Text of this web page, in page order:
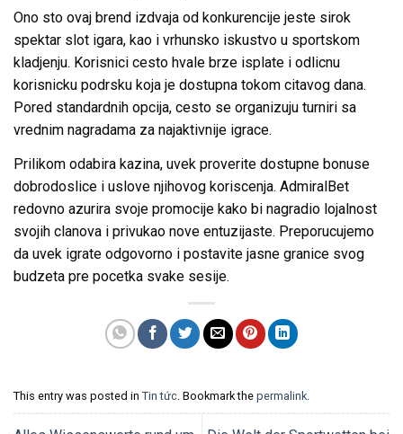
Ono sto ovaj brend izdvaja od konkurencije jeste sirok
spektar slot igara, kao i vrhunsko iskustvo u sportskom
kladjenju. Korisnici cesto hvale brze isplate i odlicnu
korisnicku podrsku koja je dostupna tokom citavog dana.
Pored standardnih opcija, cesto se organizuju turniri sa
vrednim nagradama za najaktivnije igrace.
Prilikom odabira kazina, uvek proverite dostupne bonuse
dobrodoslice i uslove njihovog koriscenja. AdmiralBet
redovno azurira svoje promocije kako bi nagradio lojalnost
svojih clanova i privukao nove entuzijaste. Preporucujemo
da uvek igrate odgovorno i postavite jasne granice svog
budzeta pre pocetka svake sesije.
This entry was posted in Tin tức. Bookmark the permalink.